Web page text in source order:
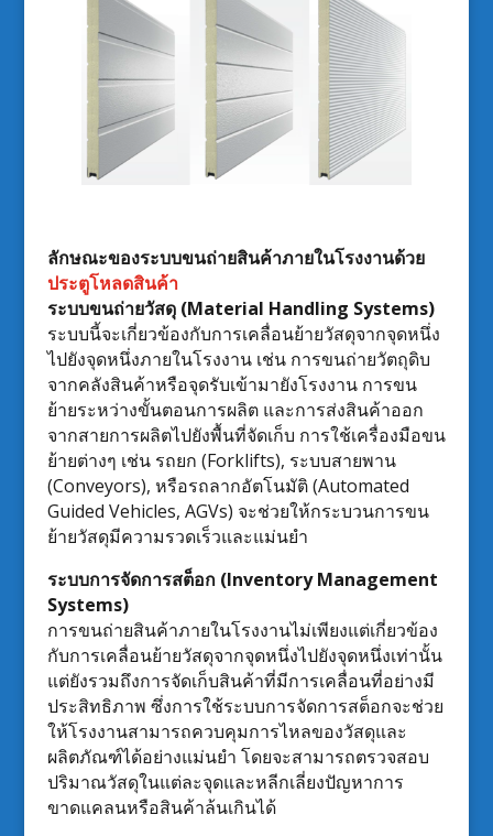
ลักษณะของระบบขนถ่ายสินค้าภายในโรงงานด้วย
ประตูโหลดสินค้า
ระบบขนถ่ายวัสดุ (Material Handling Systems)
ระบบนี้จะเกี่ยวข้องกับการเคลื่อนย้ายวัสดุจากจุดหนึ่ง
ไปยังจุดหนึ่งภายในโรงงาน เช่น การขนถ่ายวัตถุดิบ
จากคลังสินค้าหรือจุดรับเข้ามายังโรงงาน การขน
ย้ายระหว่างขั้นตอนการผลิต และการส่งสินค้าออก
จากสายการผลิตไปยังพื้นที่จัดเก็บ การใช้เครื่องมือขน
ย้ายต่างๆ เช่น รถยก (Forklifts), ระบบสายพาน
(Conveyors), หรือรถลากอัตโนมัติ (Automated
Guided Vehicles, AGVs) จะช่วยให้กระบวนการขน
ย้ายวัสดุมีความรวดเร็วและแม่นยำ
ระบบการจัดการสต็อก (Inventory Management
Systems)
การขนถ่ายสินค้าภายในโรงงานไม่เพียงแต่เกี่ยวข้อง
กับการเคลื่อนย้ายวัสดุจากจุดหนึ่งไปยังจุดหนึ่งเท่านั้น
แต่ยังรวมถึงการจัดเก็บสินค้าที่มีการเคลื่อนที่อย่างมี
ประสิทธิภาพ ซึ่งการใช้ระบบการจัดการสต็อกจะช่วย
ให้โรงงานสามารถควบคุมการไหลของวัสดุและ
ผลิตภัณฑ์ได้อย่างแม่นยำ โดยจะสามารถตรวจสอบ
ปริมาณวัสดุในแต่ละจุดและหลีกเลี่ยงปัญหาการ
ขาดแคลนหรือสินค้าล้นเกินได้